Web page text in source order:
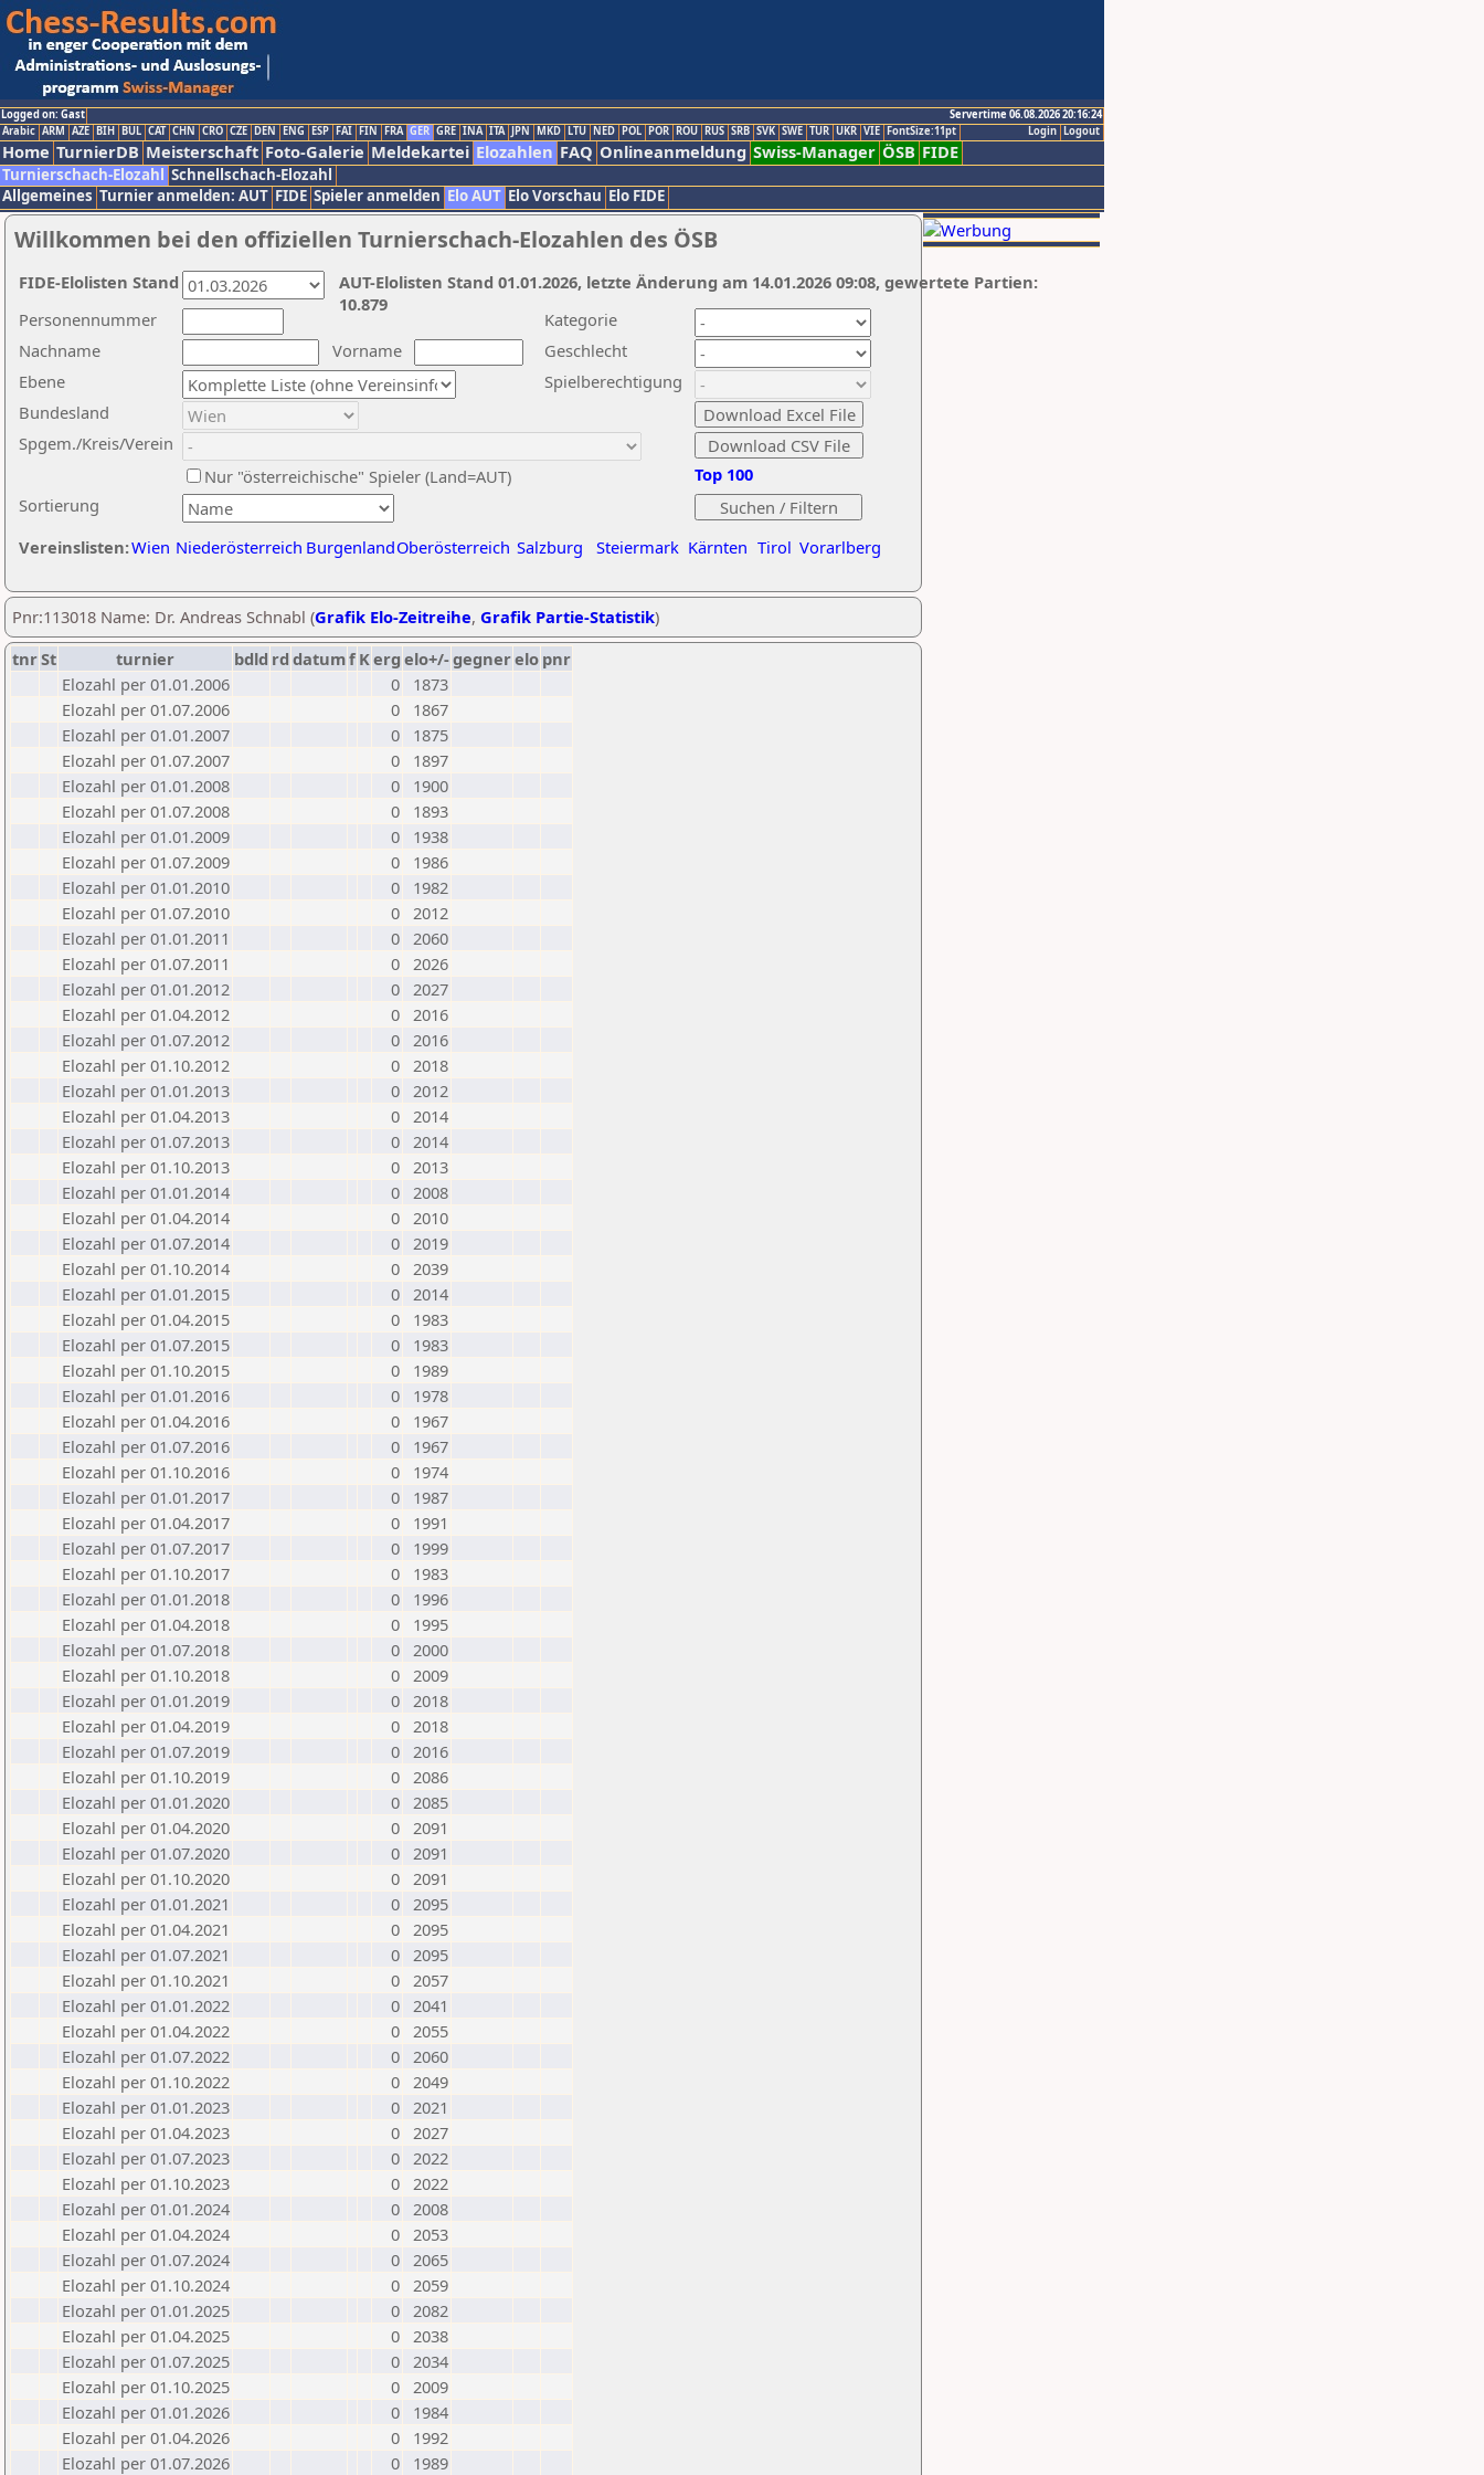
Logged on: Gast
Servertime 06.08.2026 20:16:24
Logout
Login
Arabic ARM AZE BIH BUL CAT CHN CRO CZE DEN ENG ESP FAI FIN FRA GER GRE INA ITA JPN MKD LTU NED POL POR ROU RUS SRB SVK SWE TUR UKR VIE FontSize:11pt
Home TurnierDB Meisterschaft Foto-Galerie Meldekartei Elozahlen FAQ Onlineanmeldung Swiss-Manager ÖSB FIDE
Turnierschach-Elozahl Schnellschach-Elozahl
Allgemeines Turnier anmelden: AUT FIDE Spieler anmelden Elo AUT Elo Vorschau Elo FIDE
Willkommen bei den offiziellen Turnierschach-Elozahlen des ÖSB
Nachname
Vorname
Ebene
Kategorie
Sortierung
Personennummer
Bundesland
Spgem./Kreis/Verein
Geschlecht
Nur "österreichische" Spieler (Land=AUT)
Spielberechtigung
Vereinslisten:Wien Niederösterreich BurgenlandOberösterreich Salzburg Steiermark Kärnten Tirol Vorarlberg
Top 100
AUT-Elolisten Stand 01.01.2026, letzte Änderung am 14.01.2026 09:08, gewertete Partien:
10.879
FIDE-Elolisten Stand
Pnr:113018 Name: Dr. Andreas Schnabl (Grafik Elo-Zeitreihe, Grafik Partie-Statistik)
tnrSt turnier bdld rd datumf Kerg elo+/-gegnerelo pnr
Elozahl per 01.01.2006
0
1873
Elozahl per 01.07.2006
0
1867
Elozahl per 01.01.2007
0
1875
Elozahl per 01.07.2007
0
1897
Elozahl per 01.01.2008
0
1900
Elozahl per 01.07.2008
0
1893
Elozahl per 01.01.2009
0
1938
Elozahl per 01.07.2009
0
1986
Elozahl per 01.01.2010
0
1982
Elozahl per 01.07.2010
0 2012
Elozahl per 01.01.2011
0 2060
Elozahl per 01.07.2011
0 2026
Elozahl per 01.01.2012
0 2027
Elozahl per 01.04.2012
0 2016
Elozahl per 01.07.2012
0 2016
Elozahl per 01.10.2012
0 2018
Elozahl per 01.01.2013
0 2012
Elozahl per 01.04.2013
0 2014
Elozahl per 01.07.2013
0 2014
Elozahl per 01.10.2013
0 2013
Elozahl per 01.01.2014
0 2008
Elozahl per 01.04.2014
0 2010
Elozahl per 01.07.2014
0 2019
Elozahl per 01.10.2014
0 2039
Elozahl per 01.01.2015
0 2014
Elozahl per 01.04.2015
0
1983
Elozahl per 01.07.2015
0
1983
Elozahl per 01.10.2015
0
1989
Elozahl per 01.01.2016
0
1978
Elozahl per 01.04.2016
0
1967
Elozahl per 01.07.2016
0
1967
Elozahl per 01.10.2016
0
1974
Elozahl per 01.01.2017
0
1987
Elozahl per 01.04.2017
0
1991
Elozahl per 01.07.2017
0
1999
Elozahl per 01.10.2017
0
1983
Elozahl per 01.01.2018
0
1996
Elozahl per 01.04.2018
0
1995
Elozahl per 01.07.2018
0 2000
Elozahl per 01.10.2018
0 2009
Elozahl per 01.01.2019
0 2018
Elozahl per 01.04.2019
0 2018
Elozahl per 01.07.2019
0 2016
Elozahl per 01.10.2019
0 2086
Elozahl per 01.01.2020
0 2085
Elozahl per 01.04.2020
0 2091
Elozahl per 01.07.2020
0 2091
Elozahl per 01.10.2020
0 2091
Elozahl per 01.01.2021
0 2095
Elozahl per 01.04.2021
0 2095
Elozahl per 01.07.2021
0 2095
Elozahl per 01.10.2021
0 2057
Elozahl per 01.01.2022
0 2041
Elozahl per 01.04.2022
0 2055
Elozahl per 01.07.2022
0 2060
Elozahl per 01.10.2022
0 2049
Elozahl per 01.01.2023
0 2021
Elozahl per 01.04.2023
0 2027
Elozahl per 01.07.2023
0 2022
Elozahl per 01.10.2023
0 2022
Elozahl per 01.01.2024
0 2008
Elozahl per 01.04.2024
0 2053
Elozahl per 01.07.2024
0 2065
Elozahl per 01.10.2024
0 2059
Elozahl per 01.01.2025
0 2082
Elozahl per 01.04.2025
0 2038
Elozahl per 01.07.2025
0 2034
Elozahl per 01.10.2025
0 2009
Elozahl per 01.01.2026
0
1984
Elozahl per 01.04.2026
0
1992
Elozahl per 01.07.2026
0 1989